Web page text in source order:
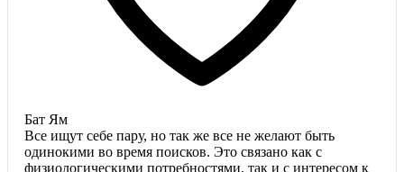
Бат Ям
Все ищут себе пару, но так же все не желают быть
одинокими во время поисков. Это связано как с
физиологическими потребностями, так и с интересом к